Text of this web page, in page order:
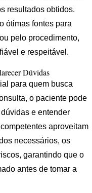
resultados obtidos.
ótimas fontes para
pelo procedimento,
e respeitável.
Dúvidas
para quem busca
o paciente pode
e entender
aproveitam
necessários, os
garantindo que o
antes de tomar a